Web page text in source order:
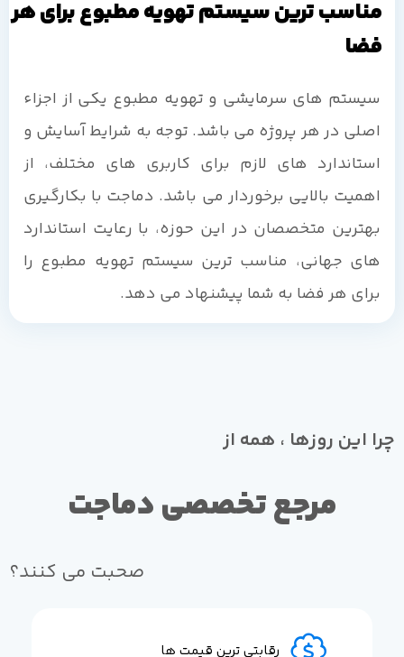
مناسب ترین سیستم تهویه مطبوع برای هر
فضا
سیستم های سرمایشی و تهویه مطبوع یکی از اجزاء
اصلی در هر پروژه می باشد. توجه به شرایط آسایش و
استاندارد های لازم برای کاربری های مختلف، از
اهمیت بالایی برخوردار می باشد. دماجت با بکارگیری
بهترین متخصصان در این حوزه، با رعایت استاندارد
های جهانی، مناسب ترین سیستم تهویه مطبوع را
برای هر فضا به شما پیشنهاد می دهد.
چرا این روزها ، همه از
مرجع تخصصی دماجت
صحبت می کنند؟
رقابتی ترین قیمت ها